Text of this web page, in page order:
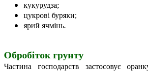
кукурудза;
цукрові буряки;
ярий ячмінь.
Обробіток грунту
Частина господарств застосовує